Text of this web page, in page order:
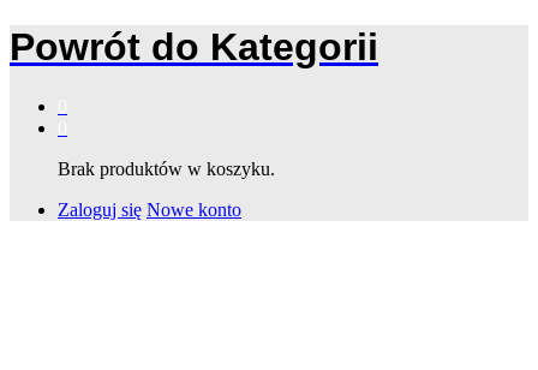
Powrót do Kategorii
Brak produktów w koszyku.
Zaloguj się Nowe konto